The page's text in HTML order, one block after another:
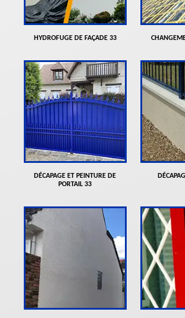
HYDROFUGE DE FAÇADE 33
DÉCAPAGE ET PEINTURE DE
PORTAIL 33